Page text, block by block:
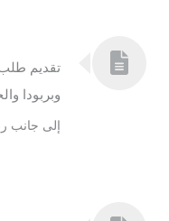
تقديم
وبربودا
إلى جانب